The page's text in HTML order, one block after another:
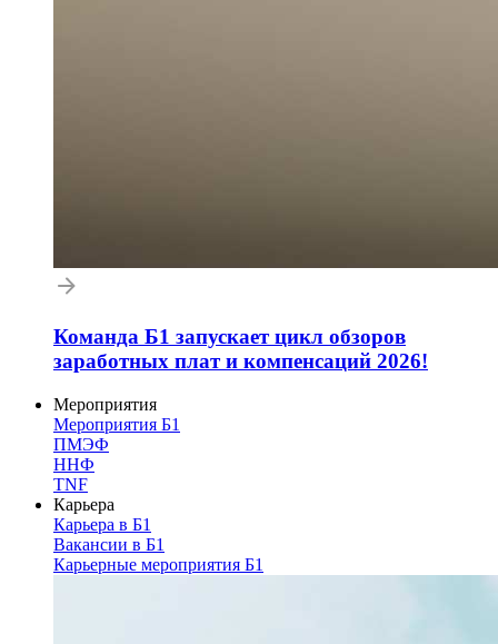
Команда Б1 запускает цикл обзоров
заработных плат и компенсаций 2026!
Мероприятия
Мероприятия Б1
ПМЭФ
ННФ
TNF
Карьера
Карьера в Б1
Вакансии в Б1
Карьерные мероприятия Б1